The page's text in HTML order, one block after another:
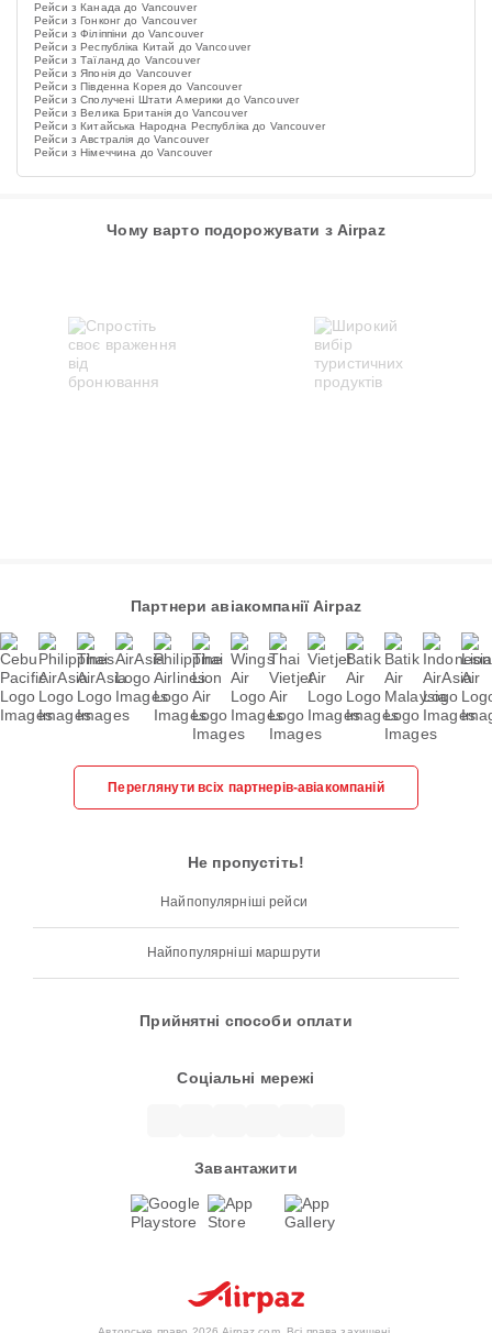
Рейси з Канада до Vancouver
Рейси з Гонконг до Vancouver
Рейси з Філіппіни до Vancouver
Рейси з Республіка Китай до Vancouver
Рейси з Таїланд до Vancouver
Рейси з Японія до Vancouver
Рейси з Південна Корея до Vancouver
Рейси з Сполучені Штати Америки до Vancouver
Рейси з Велика Британія до Vancouver
Рейси з Китайська Народна Республіка до Vancouver
Рейси з Австралія до Vancouver
Рейси з Німеччина до Vancouver
Чому варто подорожувати з Airpaz
Партнери авіакомпанії Airpaz
Переглянути всіх партнерів-авіакомпаній
Не пропустіть!
Найпопулярніші рейси
Найпопулярніші маршрути
Прийнятні способи оплати
Соціальні мережі
Завантажити